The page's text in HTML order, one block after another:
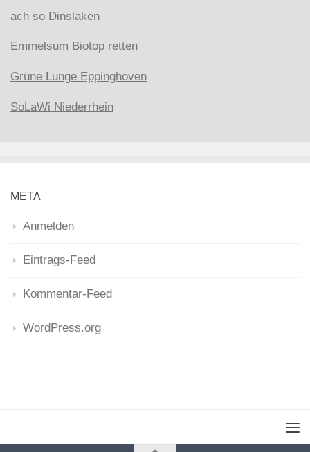
ach so Dinslaken
Emmelsum Biotop retten
Grüne Lunge Eppinghoven
SoLaWi Niederrhein
META
Anmelden
Eintrags-Feed
Kommentar-Feed
WordPress.org